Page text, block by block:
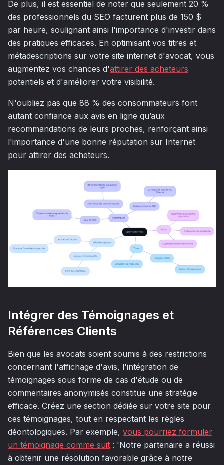
De plus, il est essentiel de noter que seulement 20 %
des professionnels du SEO facturent plus de 150 $
par heure, soulignant ainsi l'importance d'investir dans
des pratiques efficaces. En optimisant vos titres et
métadescriptions sur votre site internet d'avocat, vous
augmentez vos chances d'attirer des acheteurs
potentiels et d'améliorer votre visibilité.
N'oubliez pas que 88 % des consommateurs font
autant confiance aux avis en ligne qu’aux
recommandations de leurs proches, renforçant ainsi
l'importance d'une bonne réputation sur Internet
pour attirer des acheteurs.
Intégrer des Témoignages et
Références Clients
Bien que les avocats soient soumis à des restrictions
concernant l'affichage d'avis, l'intégration de
témoignages sous forme de cas d'étude ou de
commentaires anonymisés constitue une stratégie
efficace. Créez une section dédiée sur votre site pour
ces témoignages, tout en respectant les règles
déontologiques. Par exemple, vous pourriez formuler
un témoignage comme suit : 'Notre partenaire a réussi
à obtenir une résolution favorable grâce à notre